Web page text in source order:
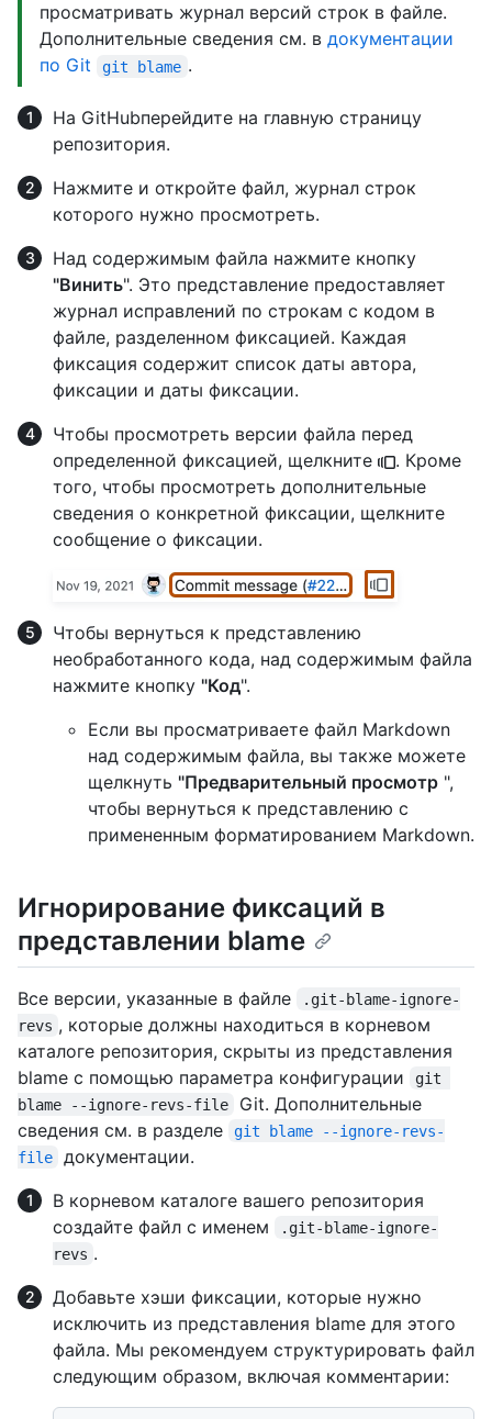
просматривать журнал версий строк в файле.
Дополнительные сведения см. в документации
по Git
git blame .
На GitHubперейдите на главную страницу
репозитория.
Нажмите и откройте файл, журнал строк
которого нужно просмотреть.
Над содержимым файла нажмите кнопку
"Винить". Это представление предоставляет
журнал исправлений по строкам с кодом в
файле, разделенном фиксацией. Каждая
фиксация содержит список даты автора,
фиксации и даты фиксации.
Чтобы просмотреть версии файла перед
определенной фиксацией, щелкните
. Кроме
того, чтобы просмотреть дополнительные
сведения о конкретной фиксации, щелкните
сообщение о фиксации.
Чтобы вернуться к представлению
необработанного кода, над содержимым файла
нажмите кнопку "Код".
Если вы просматриваете файл Markdown
над содержимым файла, вы также можете
щелкнуть "Предварительный просмотр ",
чтобы вернуться к представлению с
примененным форматированием Markdown.
Игнорирование фиксаций в
представлении blame
Все версии, указанные в файле
.git-blame-ignore-
revs , которые должны находиться в корневом
каталоге репозитория, скрыты из представления
blame с помощью параметра конфигурации
git
blame --ignore-revs-file
Git. Дополнительные
сведения см. в разделе
git blame --ignore-revs-
file
документации.
В корневом каталоге вашего репозитория
создайте файл с именем
.git-blame-ignore-
revs .
Добавьте хэши фиксации, которые нужно
исключить из представления blame для этого
файла. Мы рекомендуем структурировать файл
следующим образом, включая комментарии: